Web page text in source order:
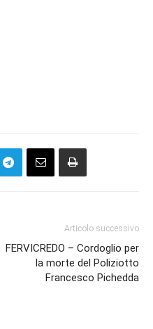
Articolo successivo
FERVICREDO – Cordoglio per
la morte del Poliziotto
Francesco Pichedda